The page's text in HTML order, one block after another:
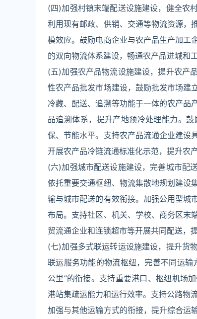
(四)加强村镇末端配送设施建设，健全农
利用现有邮政、供销、交通等物流资源，
模效应。鼓励电商企业与农产品生产加工
的双向物流体系建设，畅通农产品进城和
(五)加强农产品物流设施建设，提升农产
性农产品批发市场建设，鼓励批发市场建
冷藏、配送、追溯等功能于一体的农产品
品追溯体系，提升产地预冷处理能力。
保、节能水平。支持农产品流通企业建设
开展农产品冷链流通标准化示范，提升农
(六)加强城市配送设施建设，完善城市配
依托重要交通枢纽、物流集散地规划建设
输与城市配送的有效衔接。加强公用型城
布局。支持社区、机关、学校、商务区末
贸流通企业和连锁超市等开展共同配送，
(七)加强多式联运转运设施建设，提升货
联运服务功能的物流枢纽，完善不同运
公里”的衔接。支持重要港口、枢纽机场
港站集疏运能力和运行效率。支持公路物
加强与其他运输方式的衔接，提升综合运